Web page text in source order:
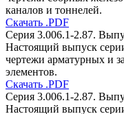
каналов и тоннелей.
Скачать .PDF
Серия 3.006.1-2.87.
Настоящий выпуск
чертежи арматурных и
элементов.
Скачать .PDF
Серия 3.006.1-2.87.
Настоящий выпуск